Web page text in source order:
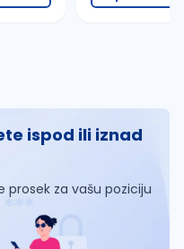
ispod ili iznad
prosek za vašu poziciju